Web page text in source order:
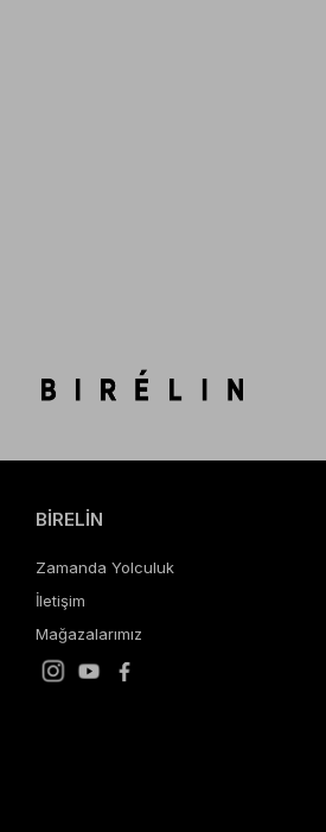
BİRELİN
Zamanda Yolculuk
İletişim
Mağazalarımız